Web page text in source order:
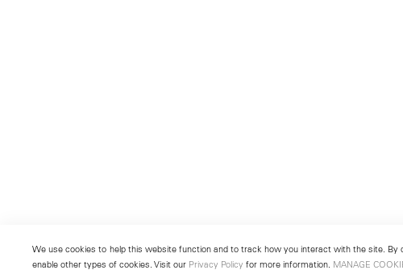
We use cookies to help this website function and to track how you interact with the site.
enable other types of cookies. Visit our Privacy Policy for more information. MANAGE